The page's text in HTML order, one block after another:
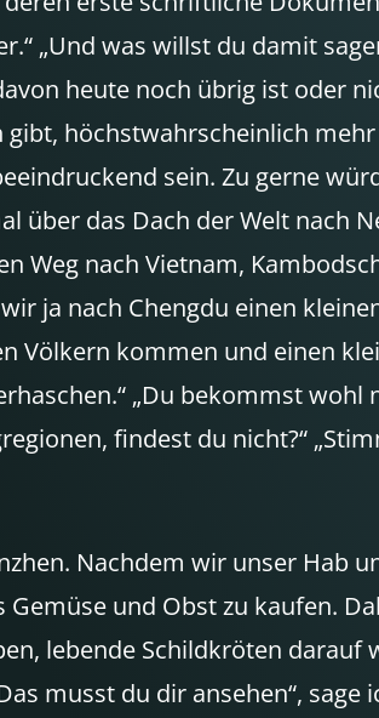
„Und was willst du damit
heute noch übrig ist oder
höchstwahrscheinlich
sein. Zu gerne
über das Dach der Welt nach
Weg nach Vietnam,
ja nach Chengdu einen
kommen und einen
„Du bekommst wohl
findest du nicht?“
Nachdem wir unser Hab
und Obst zu kaufen.
lebende Schildkröten darauf
musst du dir ansehen“, sage